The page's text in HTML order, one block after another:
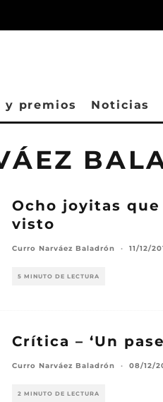
y premios Noticias
Ocho joyitas
visto
Curro Narváez Baladrón · 11/12/
5 MINUTO DE LECTURA
Crítica – ‘Un
Curro Narváez Baladrón · 08/12/
2 MINUTO DE LECTURA